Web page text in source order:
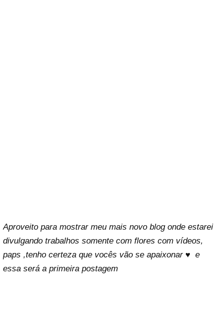
Aproveito para mostrar meu mais novo blog onde estarei
divulgando trabalhos somente com flores com vídeos,
paps ,tenho certeza que vocês vão se apaixonar ♥ e
essa será a primeira postagem